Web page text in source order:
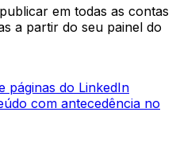
em todas as contas
a partir do seu painel do
páginas do LinkedIn
com antecedência no